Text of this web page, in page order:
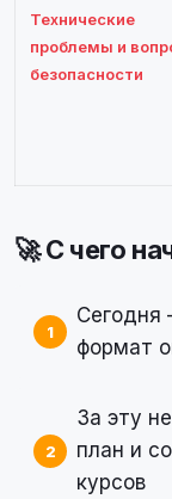
Технические
проблемы и
безопасности
🚀 С чего
Сегодня
формат
За эту
план и
курсов